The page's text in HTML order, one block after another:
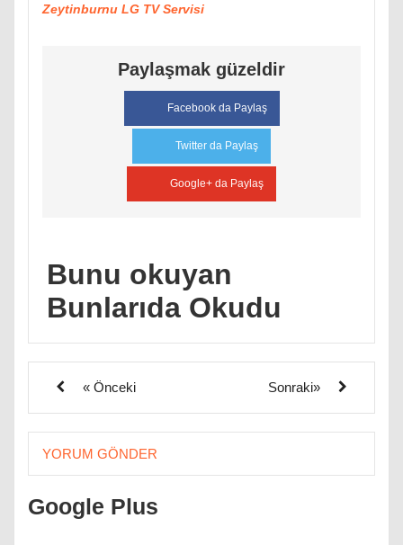
Zeytinburnu LG TV Servisi
Paylaşmak güzeldir
Facebook da Paylaş
Twitter da Paylaş
Google+ da Paylaş
Bunu okuyan
Bunlarıda Okudu
« Önceki Sonraki»
YORUM GÖNDER
Google Plus